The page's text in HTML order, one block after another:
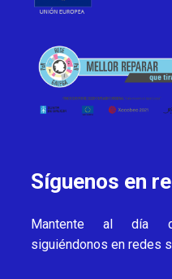
Síguenos en
Mantente al día
siguiéndonos en redes